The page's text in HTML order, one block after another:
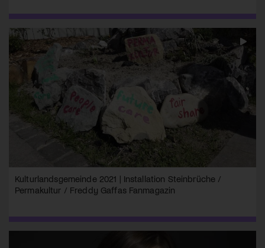
Kulturlandsgemeinde 2021 | Installation Steinbrüche /
Permakultur / Freddy Gaffas Fanmagazin